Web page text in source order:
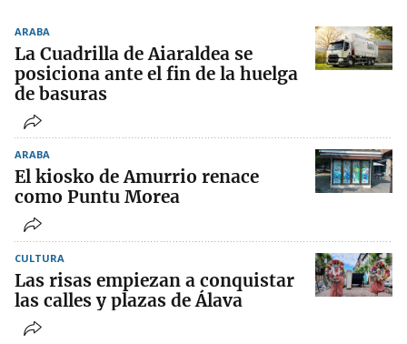
ARABA
La Cuadrilla de Aiaraldea se
posiciona ante el fin de la huelga
de basuras
ARABA
El kiosko de Amurrio renace
como Puntu Morea
CULTURA
Las risas empiezan a conquistar
las calles y plazas de Álava